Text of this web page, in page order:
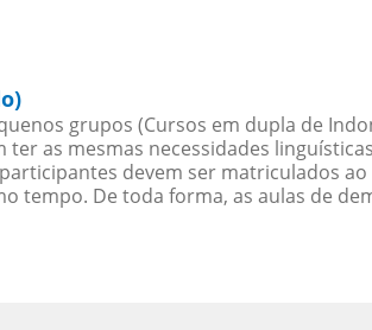
grupos (Cursos em dupla de
as mesmas necessidades
devem ser matriculados
tempo. De toda forma, as aulas de